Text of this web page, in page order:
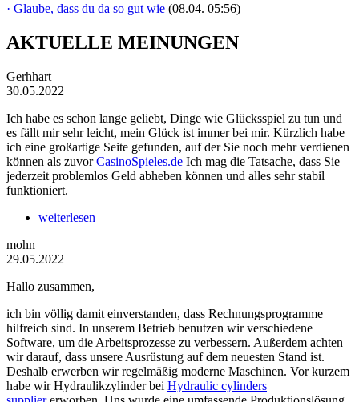
· Glaube, dass du da so gut wie (08.04. 05:56)
AKTUELLE MEINUNGEN
Gerhhart
30.05.2022
Ich habe es schon lange geliebt, Dinge wie Glücksspiel zu tun und
es fällt mir sehr leicht, mein Glück ist immer bei mir. Kürzlich habe
ich eine großartige Seite gefunden, auf der Sie noch mehr verdienen
können als zuvorCasinoSpieles.de Ich mag die Tatsache, dass Sie
jederzeit problemlos Geld abheben können und alles sehr stabil
funktioniert.
weiterlesen
mohn
29.05.2022
Hallo zusammen,
ich bin völlig damit einverstanden, dass Rechnungsprogramme
hilfreich sind. In unserem Betrieb benutzen wir verschiedene
Software, um die Arbeitsprozesse zu verbessern. Außerdem achten
wir darauf, dass unsere Ausrüstung auf dem neuesten Stand ist.
Deshalb erwerben wir regelmäßig moderne Maschinen. Vor kurzem
habe wir Hydraulikzylinder bei Hydraulic cylinders